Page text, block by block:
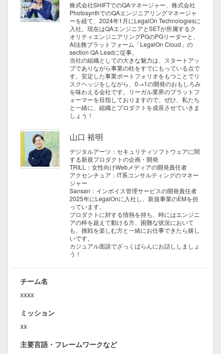
株式会社SHIFTでのQAマネージャー、株式会社
PhotosynthでのQAエンジニアリングマネージャ
ーを経て、2024年1月にLegalOn Technologiesに
入社。現在はQAエンジニアとSETが所属するク
オリティエンジニアリングPGのPGリーダーと、
AI法務プラットフォーム「LegalOn Cloud」の
section QA Leadに従事。
当社の組織としての大きな魅力は、スタートアッ
プでありながら事業の柱をすでにもっている点で
す。安定した事業ポートフォリオをもつことでリ
スクヘッジをしながら、0→1の開発のおもしろみ
を味わえる会社です。リーガル業界のプラットフ
ォーマーを目指しておりますので、ぜひ、私たち
と一緒に、組織とプロダクトを成長させていきま
しょう！
山口 裕明
デジタルアーツ：セキュリティソフトウェアに関
する新規プロダクトの企画・開発
TRILL：女性向けWebメディアの開発責任者
アクセンチュア：IT系コンサルティングのマネー
ジャー
Sansan：インボイス管理サービスの開発責任者
2025年にLegalOnに入社し、新規事業のEMを担
っています。
プロダクトに対する情熱を持ち、時にはエンジニ
アの枠を超えて動ける方、困難な状況において
も、挑戦を楽しむ方と一緒にお仕事できたら嬉し
いです。
カジュアル面談でざっくばらんにお話ししましょ
う！
チーム名
xxxx
ミッション
xx
主要言語・フレームワークなど